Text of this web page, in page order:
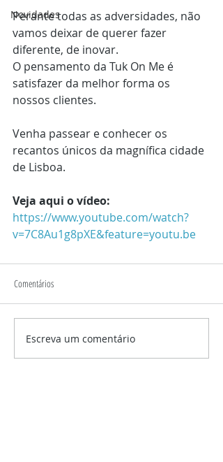
Novidades
Perante todas as adversidades, não
vamos deixar de querer fazer
diferente, de inovar.
O pensamento da Tuk On Me é
satisfazer da melhor forma os
nossos clientes.
Venha passear e conhecer os
recantos únicos da magnífica cidade
de Lisboa.
Veja aqui o vídeo:
https://www.youtube.com/watch?
v=7C8Au1g8pXE&feature=youtu.be
Comentários
Escreva um comentário